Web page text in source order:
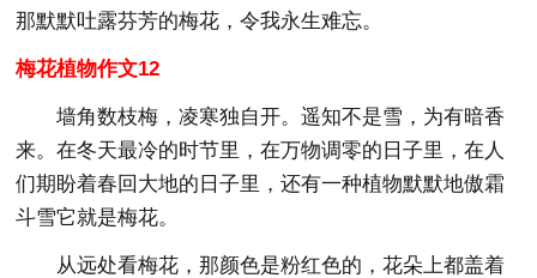
那默默吐露芬芳的梅花，令我永生难忘。
梅花植物作文12
墙角数枝梅，凌寒独自开。遥知不是雪，为有暗香
来。在冬天最冷的时节里，在万物调零的日子里，在人
们期盼着春回大地的日子里，还有一种植物默默地傲霜
斗雪它就是梅花。
从远处看梅花，那颜色是粉红色的，花朵上都盖着